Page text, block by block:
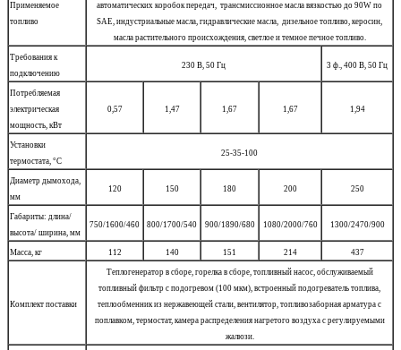
Применяемое
топливо
автоматических коробок передач, трансмиссионное масла вязкостью до 90W по
SAE, индустриальные масла, гидравлические масла, дизельное топливо, керосин,
масла растительного происхождения, светлое и темное печное топливо.
Требования к
подключению
230 В, 50 Гц 3 ф., 400 В, 50 Гц
Потребляемая
электрическая
мощность, кВт
0,57 1,47 1,67 1,67 1,94
Установки
термостата, °C
25-35-100
Диаметр дымохода,
мм
120 150 180 200 250
Габариты: длина/
высота/ ширина, мм
750/1600/460 800/1700/540 900/1890/680 1080/2000/760 1300/2470/900
Масса, кг 112 140 151 214 437
Комплект поставки
Теплогенератор в сборе, горелка в сборе, топливный насос, обслуживаемый
топливный фильтр с подогревом (100 мкм), встроенный подогреватель топлива,
теплообменник из нержавеющей стали, вентилятор, топливозаборная арматура с
поплавком, термостат, камера распределения нагретого воздуха с регулируемыми
жалюзи.